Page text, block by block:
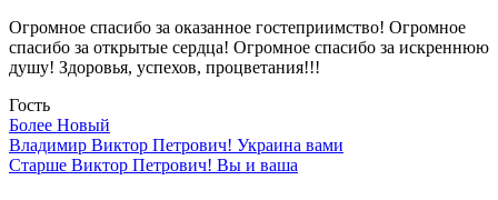
Огромное спасибо за оказанное гостеприимство! Огромное
спасибо за открытые сердца! Огромное спасибо за искреннюю
душу! Здоровья, успехов, процветания!!!
Гость
Более Новый
Владимир Виктор Петрович! Украина вами
Старше Виктор Петрович! Вы и ваша